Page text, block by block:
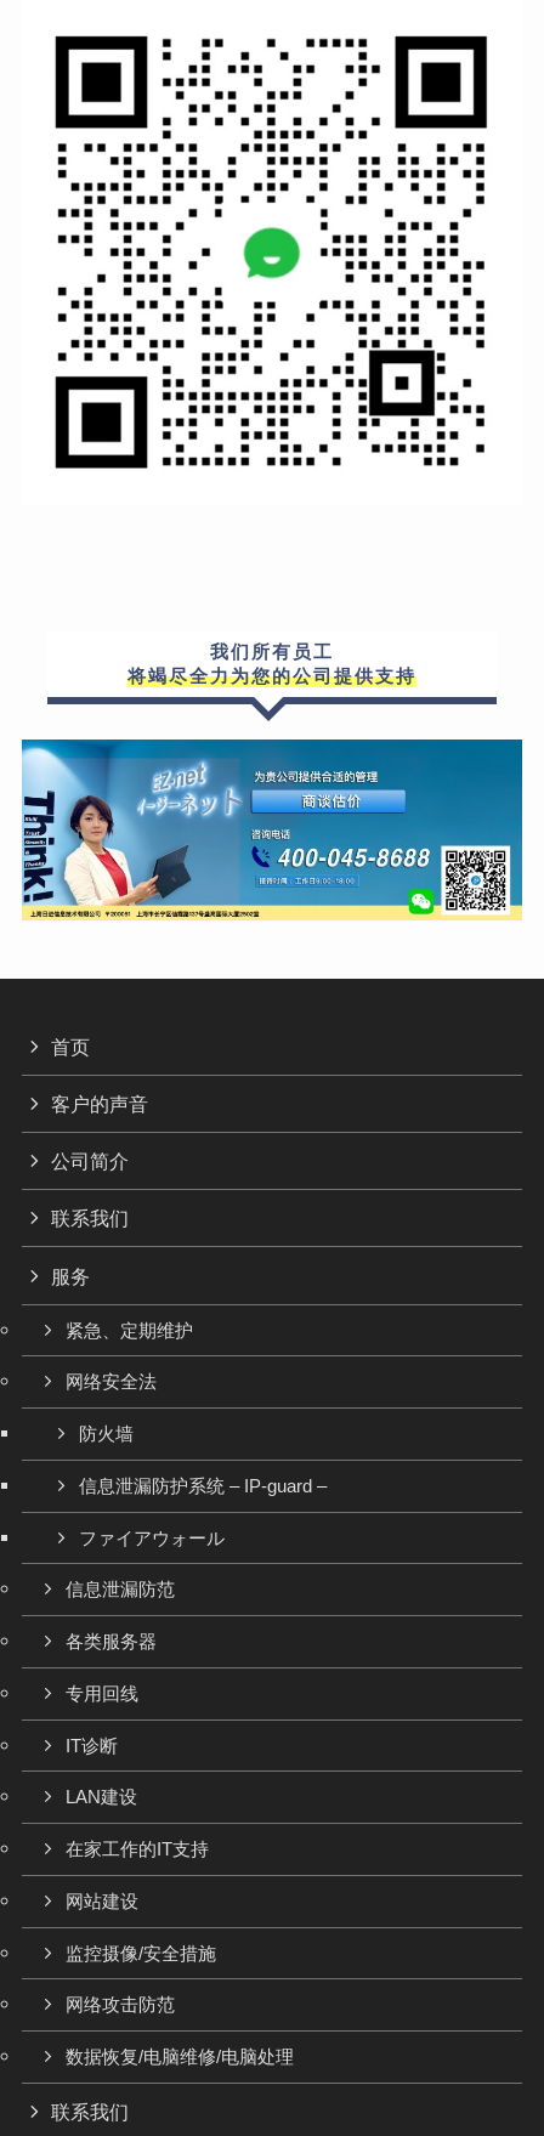
我们所有员工
将竭尽全力为您的公司提供支持
首页
客户的声音
公司简介
联系我们
服务
紧急、定期维护
网络安全法
防火墙
信息泄漏防护系统 – IP-guard –
ファイアウォール
信息泄漏防范
各类服务器
专用回线
IT诊断
LAN建设
在家工作的IT支持
网站建设
监控摄像/安全措施
网络攻击防范
数据恢复/电脑维修/电脑处理
联系我们